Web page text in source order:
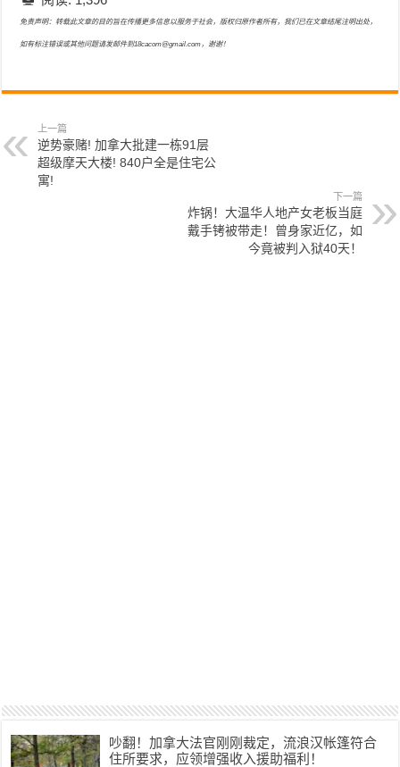
免责声明：转载此文章的目的旨在传播更多信息以服务于社会，版权归原作者所有，我们已在文章结尾注明出处，
如有标注错误或其他问题请发邮件到18cacom@gmail.com，谢谢！
上一篇
逆势豪赌! 加拿大批建一栋91层
超级摩天大楼! 840户全是住宅公
寓!
下一篇
炸锅！大温华人地产女老板当庭
戴手铐被带走！曾身家近亿，如
今竟被判入狱40天！
吵翻！加拿大法官刚刚裁定，流浪汉帐篷符合
住所要求，应领增强收入援助福利！